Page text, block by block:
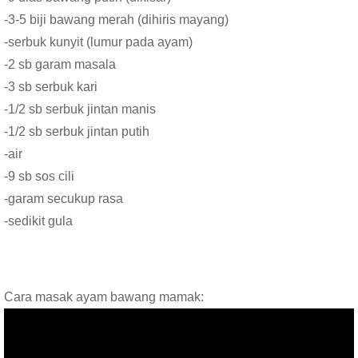
-3-5 biji bawang merah (dihiris mayang)
-serbuk kunyit (lumur pada ayam)
-2 sb garam masala
-3 sb serbuk kari
-1/2 sb serbuk jintan manis
-1/2 sb serbuk jintan putih
-air
-9 sb sos cili
-garam secukup rasa
-sedikit gula
Cara masak ayam bawang mamak: